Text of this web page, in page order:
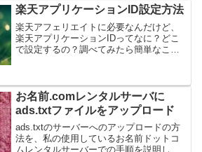
た手順（楽天から設置）を紹介します。
Coccon...
楽天アプリケーションID設定方法
楽天アフェリエイトに必要なんだけど、
楽天アプリケーションIDってなに？どこ
で設定するの？調べてみたら簡単なこと
お名前.comレンタルサーバに
ads.txtファイルをアップロード
ads.txtのサーバーへのアップロードの方
法を、私の使用しているお名前ドットコ
ムレンタルサーバーでの手順を説明しま